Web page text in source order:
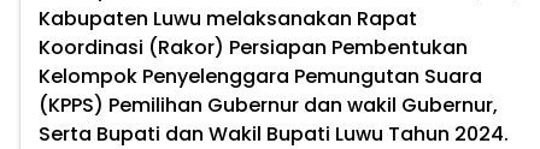
Kabupaten Luwu melaksanakan Rapat
Koordinasi (Rakor) Persiapan Pembentukan
Kelompok Penyelenggara Pemungutan Suara
(KPPS) Pemilihan Gubernur dan wakil Gubernur,
Serta Bupati dan Wakil Bupati Luwu Tahun 2024.